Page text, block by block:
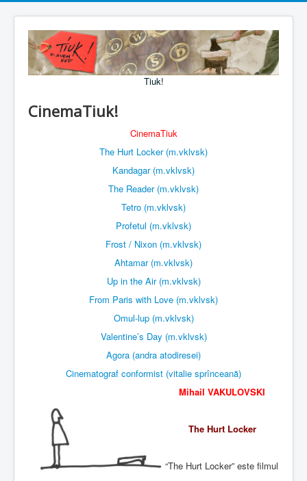
Tiuk!
CinemaTiuk!
CinemaTiuk
The Hurt Locker (m.vklvsk)
Kandagar (m.vklvsk)
The Reader (m.vklvsk)
Tetro (m.vklvsk)
Profetul (m.vklvsk)
Frost / Nixon (m.vklvsk)
Ahtamar (m.vklvsk)
Up in the Air(m.vklvsk)
From Paris with Love (m.vklvsk)
Omul-lup (m.vklvsk)
Valentine’s Day (m.vklvsk)
Agora (andra atodiresei)
Cinematograf conformist (vitalie sprînceană)
Mihail VAKULOVSKI
The Hurt Locker
“The Hurt Locker” este filmul